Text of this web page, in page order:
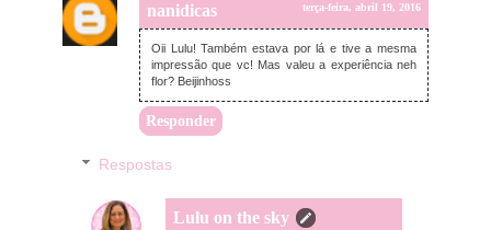
nanidicas terça-feira, abril 19, 2016
Oii Lulu! Também estava por lá e tive a mesma
impressão que vc! Mas valeu a experiência neh
flor? Beijinhoss
Responder
Respostas
Lulu on the sky